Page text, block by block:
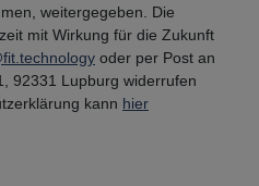
weitergegeben. Die
mit Wirkung für die Zukunft
oder per Post an
92331 Lupburg widerrufen
kann hier